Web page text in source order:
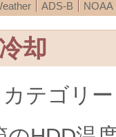
ADS-B NOAA
却
カテゴリ